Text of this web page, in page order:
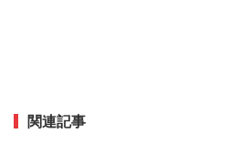
関連記事